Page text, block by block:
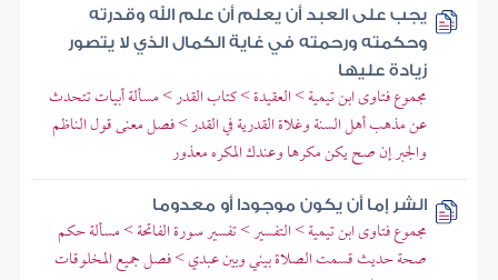
يجب على العبد أن يعلم أن علم الله وقدرته
وحكمته ورحمته في غاية الكمال الذي لا يتصور
زيادة عليها
مجموع فتاوى ابن تيمية > العقيدة > كتاب القدر > مسألة أبيات تتحدث
عن مذهب أهل السنة وغلاة القدرية في القدر > فصل معنى قول الناظم
والجبر إن صح يكن مكرها وعندك المكره معذور
الشر إما أن يكون موجودا أو معدوما
مجموع فتاوى ابن تيمية > التفسير > تفسير سورة الفاتحة > مسألة حكم
صحة حديث قسمت الصلاة بيني وبين عبدي > فصل جميع المخلوقات